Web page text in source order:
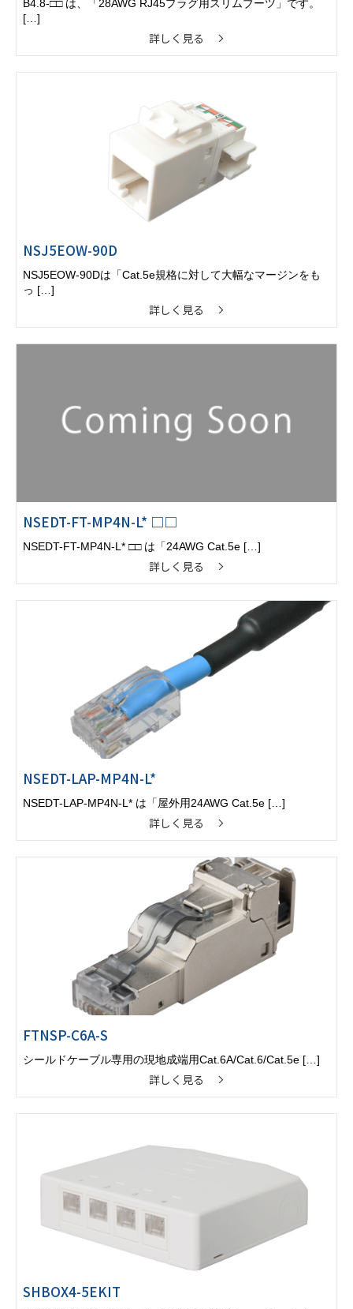
B4.8-□□ は、「28AWG RJ45プラグ用スリムブーツ」です。
[…]
詳しく見る
NSJ5EOW-90D
NSJ5EOW-90Dは「Cat.5e規格に対して大幅なマージンをも
っ […]
詳しく見る
NSEDT-FT-MP4N-L* □□
NSEDT-FT-MP4N-L* □□ は「24AWG Cat.5e […]
詳しく見る
NSEDT-LAP-MP4N-L*
NSEDT-LAP-MP4N-L* は「屋外用24AWG Cat.5e […]
詳しく見る
FTNSP-C6A-S
シールドケーブル専用の現地成端用Cat.6A/Cat.6/Cat.5e […]
詳しく見る
SHBOX4-5EKIT